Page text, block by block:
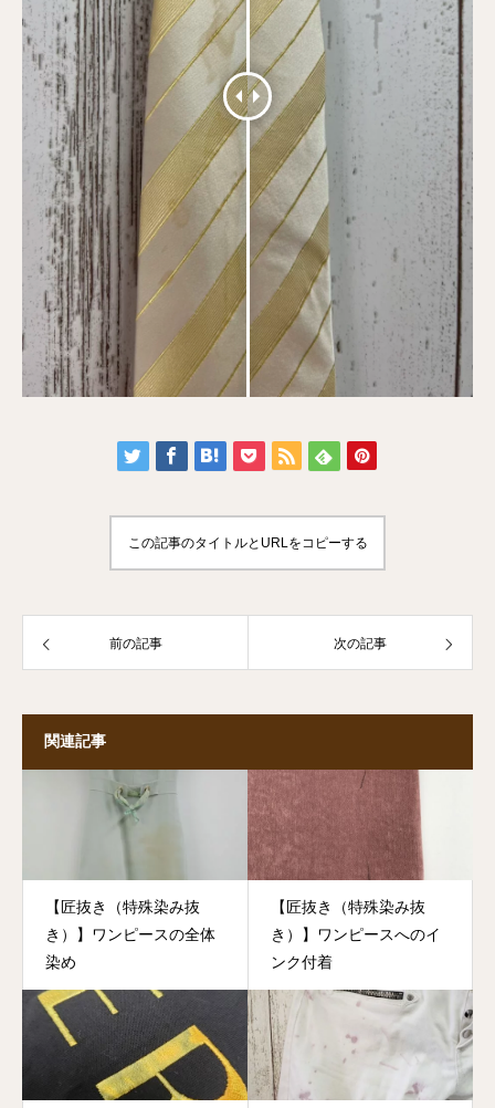
この記事のタイトルとURLをコピーする
前の記事 次の記事
関連記事
【匠抜き（特殊染み抜
き）】ワンピースの全体
染め
【匠抜き（特殊染み抜
き）】ワンピースへのイ
ンク付着